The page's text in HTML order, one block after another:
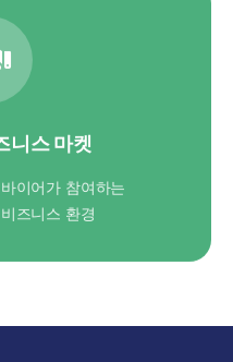
니스 마켓
이어가 참여하는
즈니스 환경